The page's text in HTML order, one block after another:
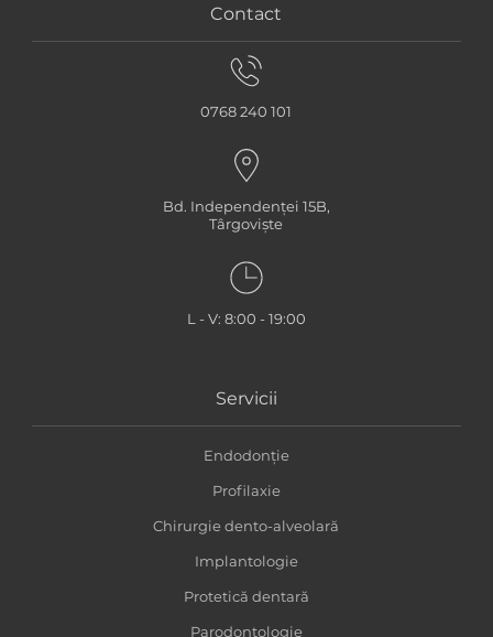
Contact
0768 240 101
Bd. Independenței 15B,
Târgoviște
L - V: 8:00 - 19:00
Servicii
Endodonție
Profilaxie
Chirurgie dento-alveolară
Implantologie
Protetică dentară
Parodontologie